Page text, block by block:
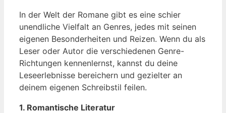
In der Welt der Romane gibt es eine schier
unendliche Vielfalt an Genres, jedes mit seinen
eigenen Besonderheiten und Reizen. Wenn du als
Leser oder Autor die verschiedenen Genre-
Richtungen kennenlernst, kannst du deine
Leseerlebnisse bereichern und gezielter an
deinem eigenen Schreibstil feilen.
1. Romantische Literatur